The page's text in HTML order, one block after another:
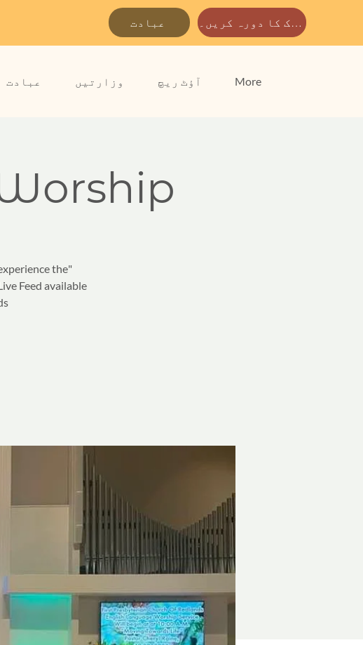
عبادت ہمارے پارک کا دورہ کریں۔
عبادت وزارتیں آؤٹ ریچ More
the
Feed available